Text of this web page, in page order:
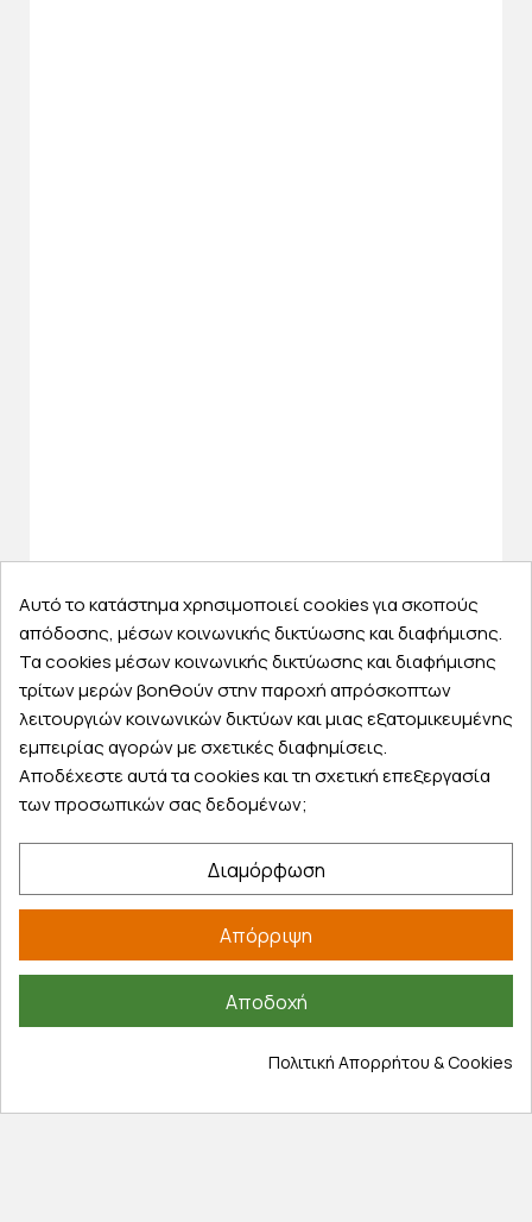
Αυτό το κατάστημα χρησιμοποιεί cookies για σκοπούς
απόδοσης, μέσων κοινωνικής δικτύωσης και διαφήμισης.
Τα cookies μέσων κοινωνικής δικτύωσης και διαφήμισης
τρίτων μερών βοηθούν στην παροχή απρόσκοπτων
λειτουργιών κοινωνικών δικτύων και μιας εξατομικευμένης
εμπειρίας αγορών με σχετικές διαφημίσεις.
Αποδέχεστε αυτά τα cookies και τη σχετική επεξεργασία
των προσωπικών σας δεδομένων;
Διαμόρφωση
Απόρριψη
Αποδοχή
Πολιτική Απορρήτου & Cookies